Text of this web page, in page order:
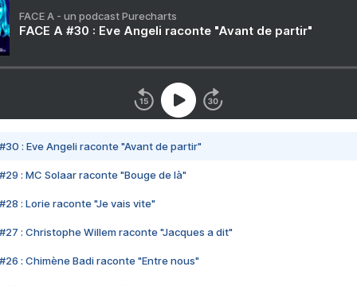
FACE A - un podcast Purecharts
FACE A #30 : Eve Angeli raconte "Avant de partir"
#30 : Eve Angeli raconte "Avant de partir"
#29 : MC Solaar raconte "Bouge de là"
#28 : Lorie raconte "Je vais vite"
#27 : Christophe Willem raconte "Jacques a dit"
#26 : Chimène Badi raconte "Entre nous"